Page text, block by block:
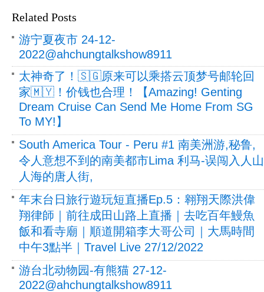
Related Posts
游宁夏夜市 24-12-
2022@ahchungtalkshow8911
太神奇了！🇸🇬原来可以乘搭云顶梦号邮轮回
家🇲🇾！价钱也合理！【Amazing! Genting
Dream Cruise Can Send Me Home From SG
To MY!】
South America Tour - Peru #1 南美洲游,秘鲁,
令人意想不到的南美都市Lima 利马-误闯入人山
人海的唐人街,
年末台日旅行遊玩短直播Ep.5：翱翔天際洪偉
翔律師｜前往成田山路上直播｜去吃百年鰻魚
飯和看寺廟｜順道開箱李大哥公司｜大馬時間
中午3點半｜Travel Live 27/12/2022
游台北动物园-有熊猫 27-12-
2022@ahchungtalkshow8911